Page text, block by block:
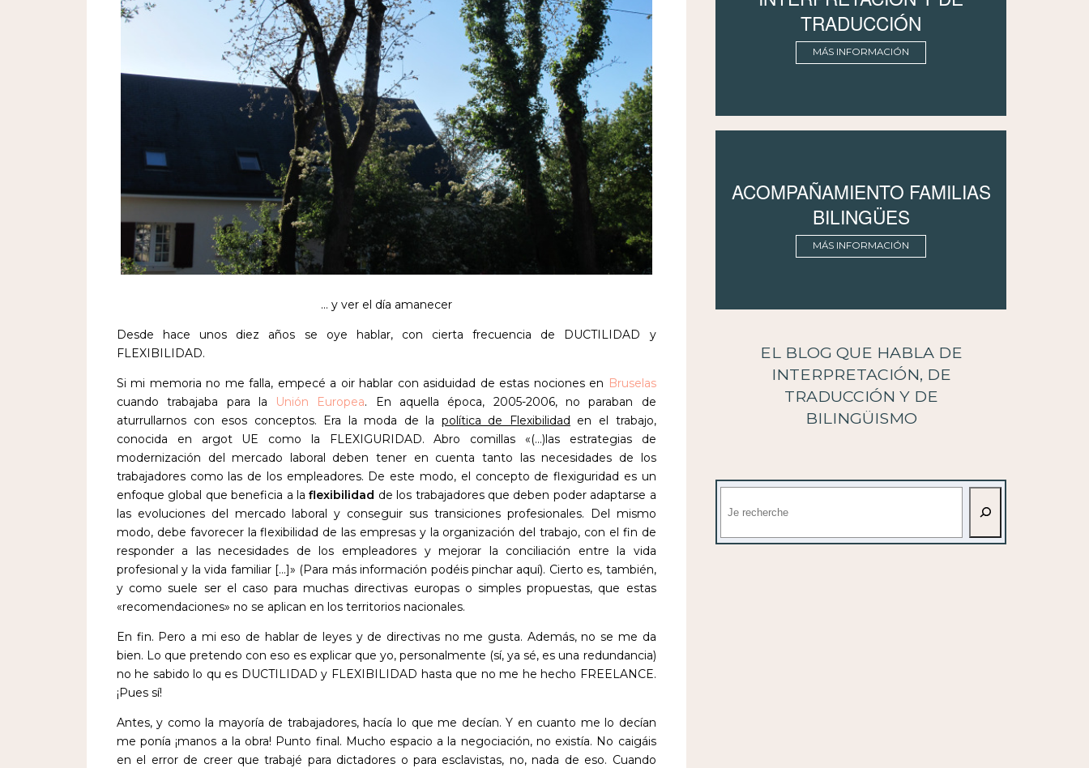
… y ver el día amanecer
Desde hace unos diez años se oye hablar, con cierta frecuencia de DUCTILIDAD y
FLEXIBILIDAD.
Si mi memoria no me falla, empecé a oir hablar con asiduidad de estas nociones en Bruselas
cuando trabajaba para la
Unión Europea. En aquella época, 2005-2006, no paraban de
aturrullarnos con esos conceptos. Era la moda de la política de Flexibilidad en el trabajo,
conocida en argot UE como la FLEXIGURIDAD. Abro comillas «(…)las estrategias de
modernización del mercado laboral deben tener en cuenta tanto las necesidades de los
trabajadores como las de los empleadores. De este modo, el concepto de flexiguridad es un
enfoque global que beneficia a laflexibilidad de los trabajadores que deben poder adaptarse a
las evoluciones del mercado laboral y conseguir sus transiciones profesionales. Del mismo
modo, debe favorecer la flexibilidad de las empresas y la organización del trabajo, con el fin de
responder a las necesidades de los empleadores y mejorar la conciliación entre la vida
profesional y la vida familiar […]» (Para más información podéis pinchar aquí). Cierto es, también,
y como suele ser el caso para muchas directivas europas o simples propuestas, que estas
«recomendaciones» no se aplican en los territorios nacionales.
En fin. Pero a mi eso de hablar de leyes y de directivas no me gusta. Además, no se me da
bien. Lo que pretendo con eso es explicar que yo, personalmente (sí, ya sé, es una redundancia)
no he sabido lo qu es DUCTILIDAD y FLEXIBILIDAD hasta que no me he hecho FREELANCE.
¡Pues sí!
Antes, y como la mayoría de trabajadores, hacía lo que me decían. Y en cuanto me lo decían
me ponía ¡manos a la obra! Punto final. Mucho espacio a la negociación, no existía. No caigáis
en el error de creer que trabajé para dictadores o para esclavistas, no, nada de eso. Cuando
TRADUCCIÓN
MÁS INFORMACIÓN
ACOMPAÑAMIENTO FAMILIAS
BILINGÜES
MÁS INFORMACIÓN
EL BLOG QUE HABLA DE
INTERPRETACIÓN, DE
TRADUCCIÓN Y DE
BILINGÜISMO